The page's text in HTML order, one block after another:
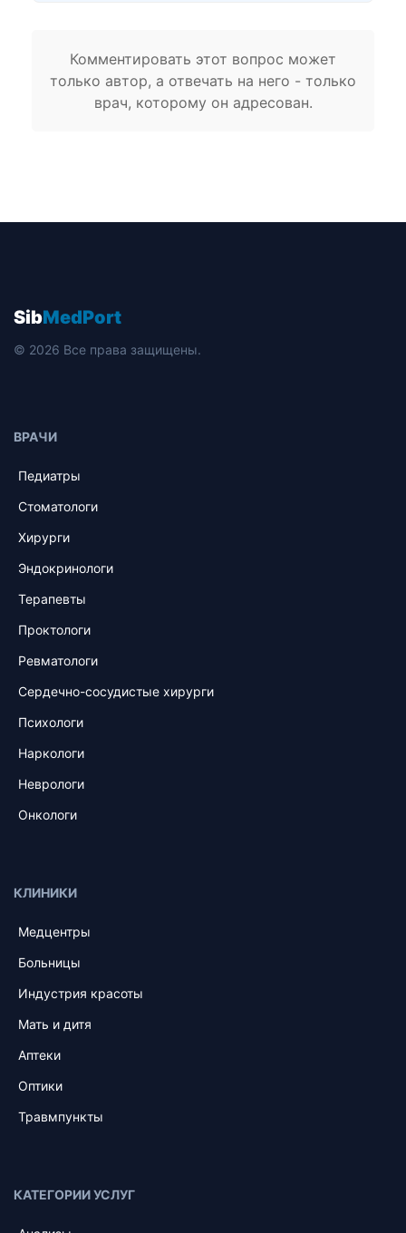
Комментировать этот вопрос может
только автор, а отвечать на него - только
врач, которому он адресован.
SibMedPort
© 2026 Все права защищены.
ВРАЧИ
Педиатры
Стоматологи
Хирурги
Эндокринологи
Терапевты
Проктологи
Ревматологи
Сердечно-сосудистые хирурги
Психологи
Наркологи
Неврологи
Онкологи
КЛИНИКИ
Медцентры
Больницы
Индустрия красоты
Мать и дитя
Аптеки
Оптики
Травмпункты
КАТЕГОРИИ УСЛУГ